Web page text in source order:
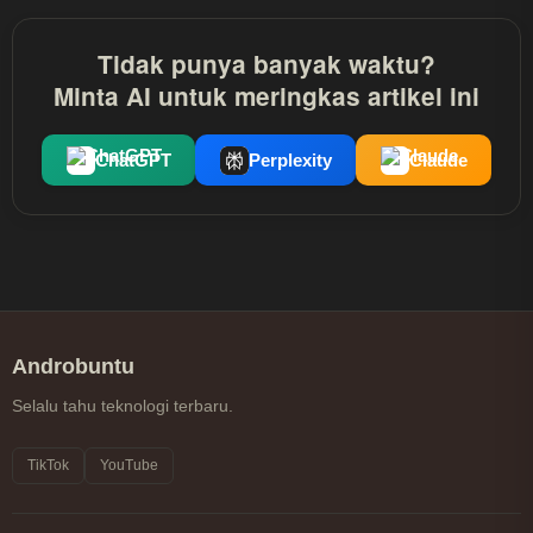
Tidak punya banyak waktu?
Minta AI untuk meringkas artikel ini
ChatGPT Perplexity Claude
Androbuntu
Selalu tahu teknologi terbaru.
TikTok YouTube